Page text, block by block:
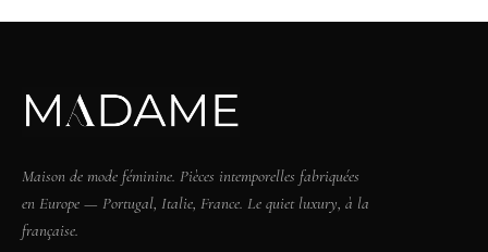
Maison de mode féminine. Pièces intemporelles fabriquées
en Europe — Portugal, Italie, France. Le quiet luxury, à la
française.